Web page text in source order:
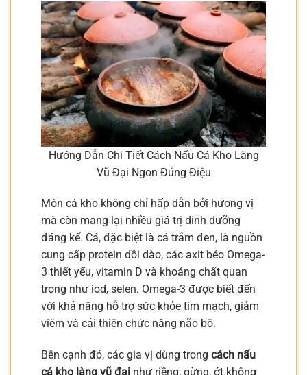
Hướng Dẫn Chi Tiết Cách Nấu Cá Kho Làng
Vũ Đại Ngon Đúng Điệu
Món cá kho không chỉ hấp dẫn bởi hương vị
mà còn mang lại nhiều giá trị dinh dưỡng
đáng kể. Cá, đặc biệt là cá trắm đen, là nguồn
cung cấp protein dồi dào, các axit béo Omega-
3 thiết yếu, vitamin D và khoáng chất quan
trọng như iod, selen. Omega-3 được biết đến
với khả năng hỗ trợ sức khỏe tim mạch, giảm
viêm và cải thiện chức năng não bộ.
Bên cạnh đó, các gia vị dùng trong cách nấu
cá kho làng vũ đại như riềng, gừng, ớt không